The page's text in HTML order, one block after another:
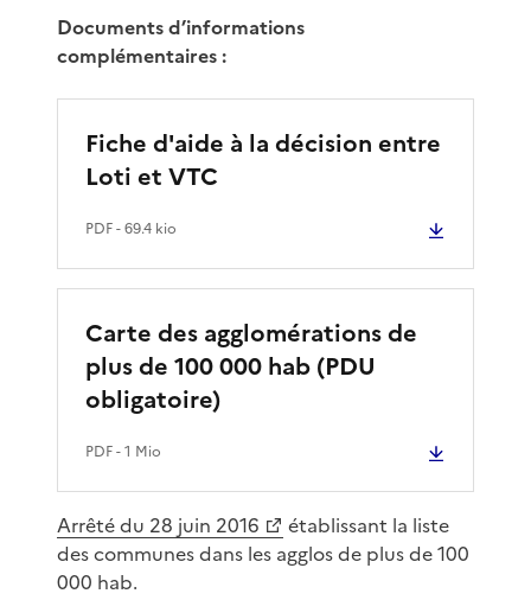
Documents d’informations
complémentaires :
Fiche d'aide à la décision entre
Loti et VTC
PDF- 69.4 kio
Carte des agglomérations de
plus de 100 000 hab (PDU
obligatoire)
PDF- 1 Mio
Arrêté du 28 juin 2016
établissant la liste
des communes dans les agglos de plus de 100
000 hab.